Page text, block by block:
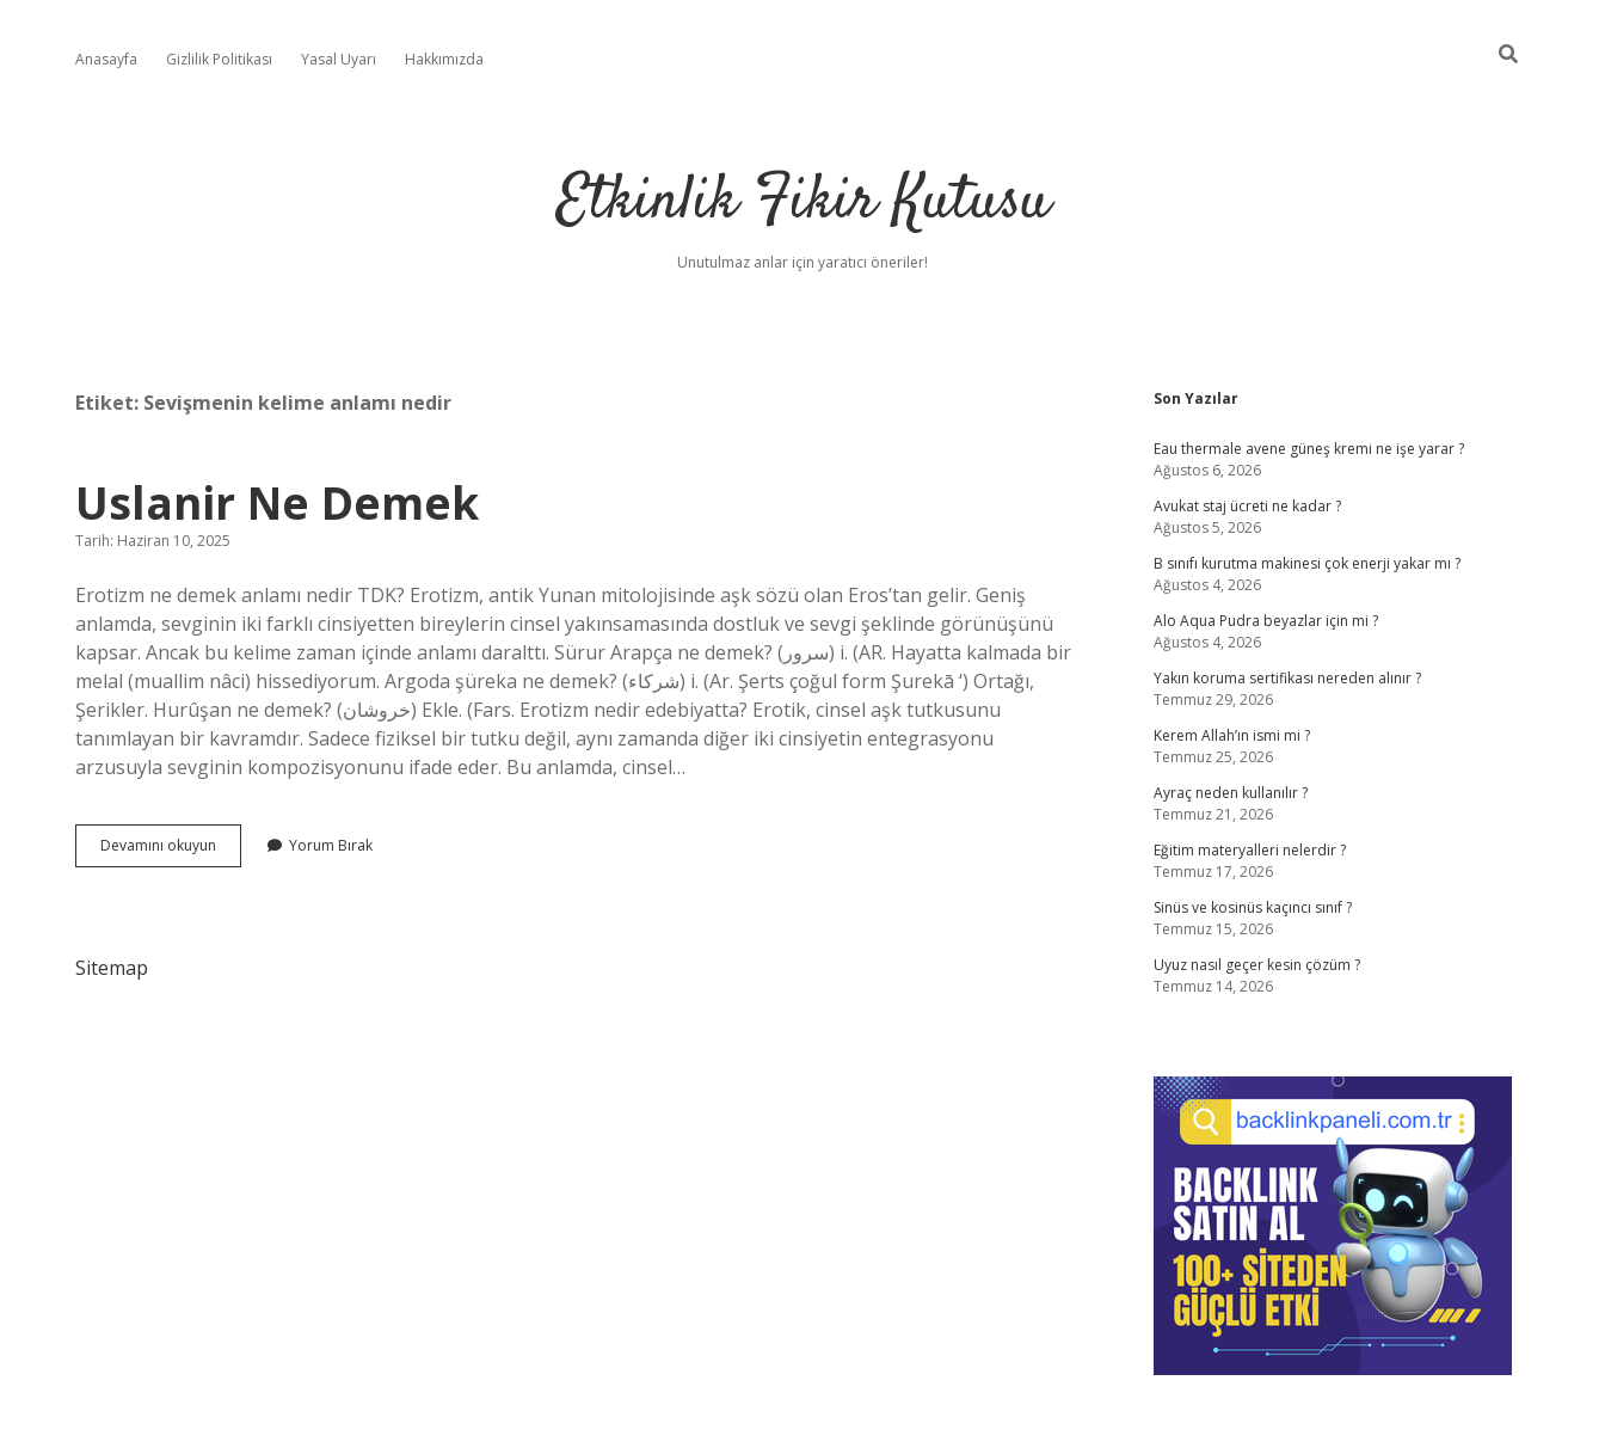
Anasayfa Gizlilik Politikası Yasal Uyarı Hakkımızda
Etkinlik Fikir Kutusu
Unutulmaz anlar için yaratıcı öneriler!
Etiket: Sevişmenin kelime anlamı nedir
Uslanir Ne Demek
Tarih: Haziran 10, 2025
Erotizm ne demek anlamı nedir TDK? Erotizm, antik Yunan mitolojisinde aşk sözü olan Eros’tan gelir. Geniş
anlamda, sevginin iki farklı cinsiyetten bireylerin cinsel yakınsamasında dostluk ve sevgi şeklinde görünüşünü
kapsar. Ancak bu kelime zaman içinde anlamı daralttı. Sürur Arapça ne demek? (ﺳﺮﻭﺭ) i. (AR. Hayatta kalmada bir
melal (muallim nâci) hissediyorum. Argoda şüreka ne demek? (ﺷﺮﻛﺎﺀ) i. (Ar. Şerts çoğul form Şurekā ‘) Ortağı,
Şerikler. Hurûşan ne demek? (ﺧﺮﻭﺷﺎﻥ) Ekle. (Fars. Erotizm nedir edebiyatta? Erotik, cinsel aşk tutkusunu
tanımlayan bir kavramdır. Sadece fiziksel bir tutku değil, aynı zamanda diğer iki cinsiyetin entegrasyonu
arzusuyla sevginin kompozisyonunu ifade eder. Bu anlamda, cinsel…
Devamını okuyun
Ne
Yorum Bırak
Sitemap
Sidebar
Son Yazılar
Eau thermale avene güneş kremi ne işe yarar ?
Ağustos 6, 2026
Avukat staj ücreti ne kadar ?
Ağustos 5, 2026
B sınıfı kurutma makinesi çok enerji yakar mı ?
Ağustos 4, 2026
Alo Aqua Pudra beyazlar için mi ?
Ağustos 4, 2026
Yakın koruma sertifikası nereden alınır ?
Temmuz 29, 2026
Kerem Allah’ın ismi mi ?
Temmuz 25, 2026
Ayraç neden kullanılır ?
Temmuz 21, 2026
Eğitim materyalleri nelerdir ?
Temmuz 17, 2026
Sinüs ve kosinüs kaçıncı sınıf ?
Temmuz 15, 2026
Uyuz nasıl geçer kesin çözüm ?
Temmuz 14, 2026